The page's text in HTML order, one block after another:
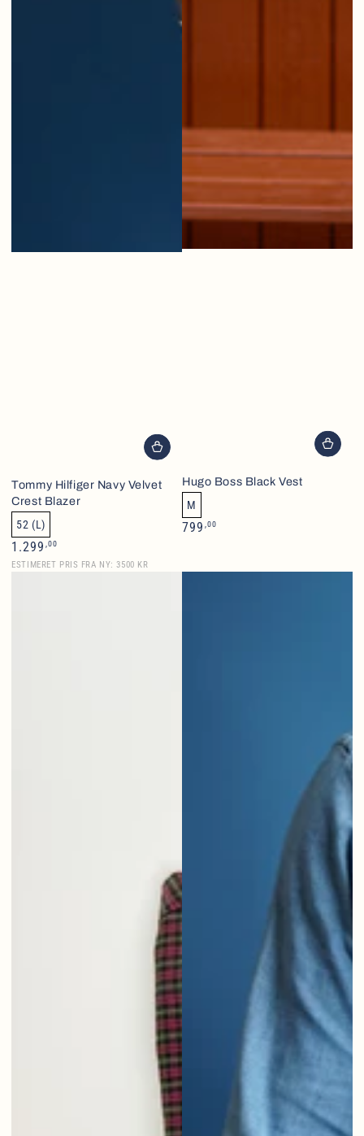
Tommy Hilfiger Navy Velvet
Crest Blazer
52 (L)
Normalpris
1.299 ,00
ESTIMERET PRIS FRA NY: 3500 KR
Hugo Boss Black Vest
M
Normalpris
799 ,00